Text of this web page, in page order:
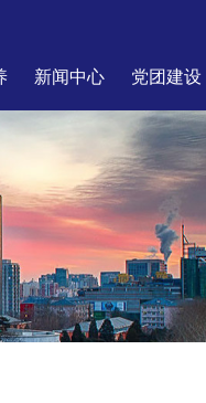
新闻中心 党团建设